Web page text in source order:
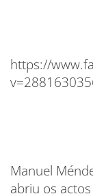
https://
Manuel
abriu os